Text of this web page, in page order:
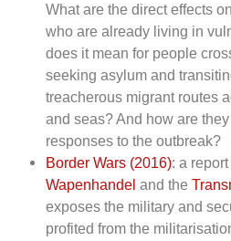
What are the direct effects
who are already living in
does it mean for people
seeking asylum and
treacherous migrant routes
and seas? And how are
responses to the outbreak?
Border Wars (2016): a
Wapenhandel and the
exposes the military and
profited from the